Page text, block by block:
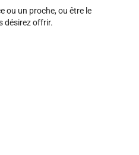
ou un proche, ou être le
désirez offrir.